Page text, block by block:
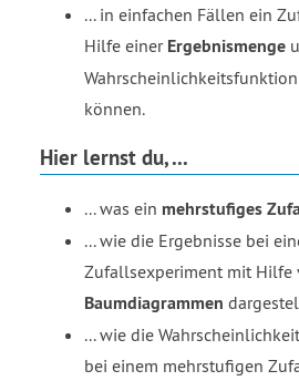
... in einfachen Fällen ein
Hilfe einer Ergebnismenge
können.
Hier lernst du, ...
... was ein mehrstufiges
... wie die Ergebnisse bei
Zufallsexperiment mit Hilfe
Baumdiagrammen
... wie die
bei einem mehrstufigen